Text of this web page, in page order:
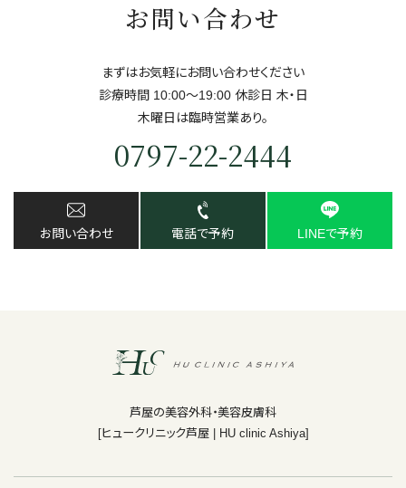
お問い合わせ
まずはお気軽にお問い合わせください
診療時間 10:00～19:00 休診日 ⽊・⽇
⽊曜日は臨時営業あり。
0797-22-2444
お問い合わせ 電話で予約 LINEで予約
芦屋の美容外科・美容皮膚科
[ヒュークリニック芦屋 | HU clinic Ashiya]